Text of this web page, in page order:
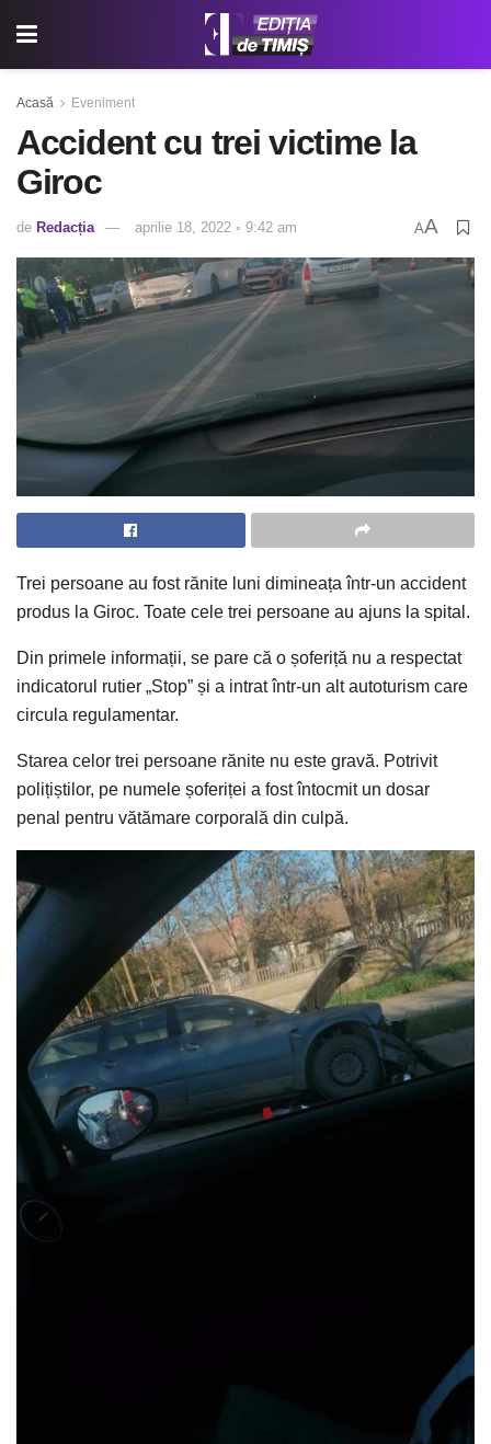
Acasă Eveniment
Accident cu trei victime la
Giroc
de Redacția aprilie 18, 2022 ◦ 9:42 am AA
Trei persoane au fost rănite luni dimineața într-un accident
produs la Giroc. Toate cele trei persoane au ajuns la spital.
Din primele informații, se pare că o șoferiță nu a respectat
indicatorul rutier „Stop” și a intrat într-un alt autoturism care
circula regulamentar.
Starea celor trei persoane rănite nu este gravă. Potrivit
polițiștilor, pe numele șoferiței a fost întocmit un dosar
penal pentru vătămare corporală din culpă.